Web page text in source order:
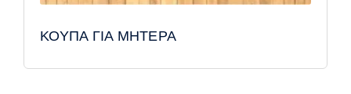
ΚΟΥΠΑ ΓΙΑ ΜΗΤΕΡΑ